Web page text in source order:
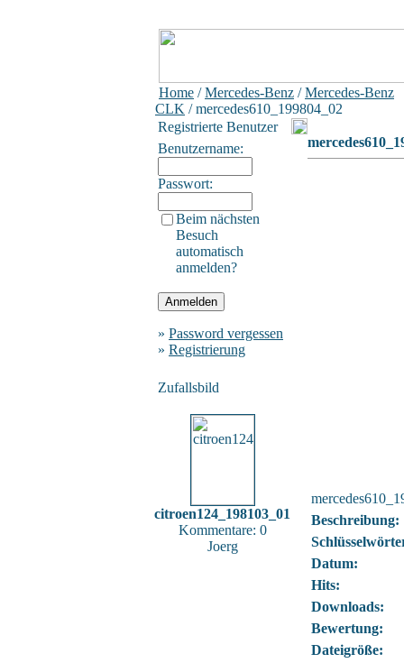
Home /Mercedes-Benz /Mercedes-Benz
CLK / mercedes610_199804_02
Registrierte Benutzer
Benutzername:
Passwort:
Beim nächsten
Besuch
automatisch
anmelden?
» Password vergessen
» Registrierung
Zufallsbild
citroen124_198103_01
Kommentare: 0
Joerg
Beschreibung:
Datum:
Hits:
Downloads:
Bewertung:
Dateigröße: